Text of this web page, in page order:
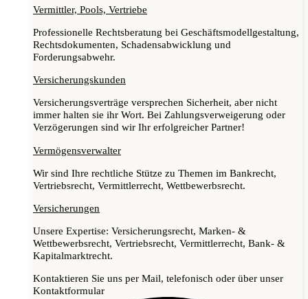
Vermittler, Pools, Vertriebe
Professionelle Rechtsberatung bei Geschäftsmodellgestaltung,
Rechtsdokumenten, Schadensabwicklung und
Forderungsabwehr.
Versicherungskunden
Versicherungsverträge versprechen Sicherheit, aber nicht
immer halten sie ihr Wort. Bei Zahlungsverweigerung oder
Verzögerungen sind wir Ihr erfolgreicher Partner!
Vermögensverwalter
Wir sind Ihre rechtliche Stütze zu Themen im Bankrecht,
Vertriebsrecht, Vermittlerrecht, Wettbewerbsrecht.
Versicherungen
Unsere Expertise: Versicherungsrecht, Marken- &
Wettbewerbsrecht, Vertriebsrecht, Vermittlerrecht, Bank- &
Kapitalmarktrecht.
Kontaktieren Sie uns per Mail, telefonisch oder über unser
Kontaktformular